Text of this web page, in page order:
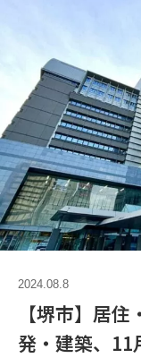
2024.08.8
【堺市】居
発・建築、11